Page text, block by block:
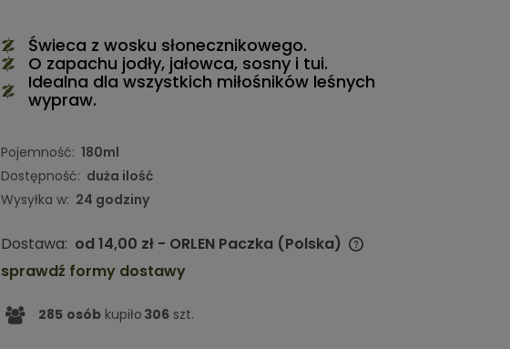
Świeca z wosku słonecznikowego.
O zapachu jodły, jałowca, sosny i tui.
Idealna dla wszystkich miłośników leśnych
wypraw.
Pojemność: 180ml
Dostępność: duża ilość
Wysyłka w: 24 godziny
Dostawa: od 14,00 zł - ORLEN Paczka (Polska)
Cena nie zawiera ewentualnych
sprawdź formy dostawy
285 osóbkupiło 306 szt.